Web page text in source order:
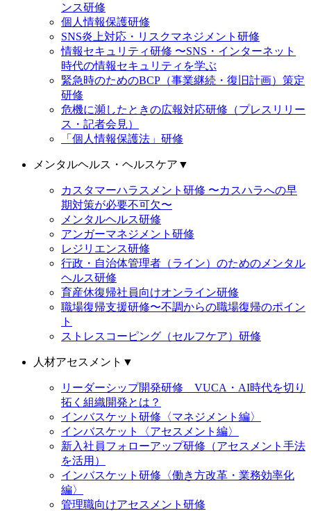
ンス研修
個人情報保護研修
SNS炎上対応・リスクマネジメント研修
情報セキュリティ研修 〜SNS・インターネット
時代の情報セキュリティを学ぶ
緊急時のためのBCP（事業継続・復旧計画）策定
研修
危機に瀕したときの広報対応研修（プレスリリー
ス・記者会見）
「個人情報保護法」研修
メンタルヘルス・ヘルスケア ▼
カスタマーハラスメント研修 〜カスハラへの早
期対策が必要不可欠〜
メンタルヘルス研修
アンガーマネジメント研修
レジリエンス研修
行政・自治体管理者（ライン）のためのメンタル
ヘルス研修
育産休復帰社員向けオンライン研修
職場復帰支援研修〜不調からの職場復帰のポイン
ト
ストレスコーピング（セルフケア）研修
人材アセスメント ▼
リーダーシップ開発研修 VUCA・AI時代を切り
拓く組織開発とは？
インバスケット研修〈マネジメント編〉
インバスケット〈アセスメント編〉
新入社員フォローアップ研修（アセスメント手法
を活用）
インバスケット研修〈働き方改革・業務効率化
編〉
管理職向けアセスメント研修